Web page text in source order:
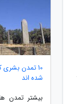
10 تمدن
شده اند
بیشتر تمدن